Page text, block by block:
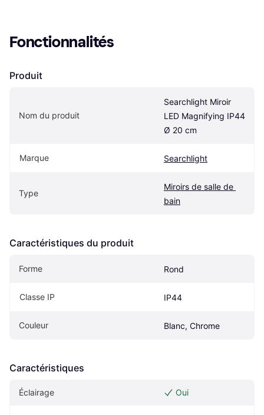
Fonctionnalités
Produit
Nom du produit
Searchlight Miroir
LED Magnifying IP44
Ø 20 cm
Marque Searchlight
Type
Miroirs de salle de
bain
Caractéristiques du produit
Forme Rond
Classe IP IP44
Couleur Blanc, Chrome
Caractéristiques
Éclairage Oui